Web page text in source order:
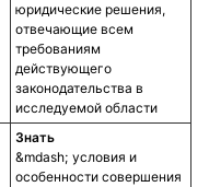
юридические решения,
отвечающие всем
требованиям
действующего
законодательства в
исследуемой области
Знать
условия и
особенности совершения